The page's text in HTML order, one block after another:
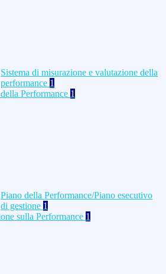
Sistema di misurazione e valutazione della
performance 1
Performance 1
Piano della Performance/Piano esecutivo
di gestione 1
sulla Performance 1